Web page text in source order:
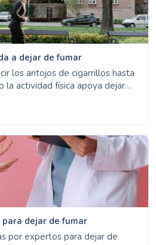
a dejar de fumar
los antojos de cigarrillos hasta
la actividad física apoya dejar
dejar de fumar
por expertos para dejar de